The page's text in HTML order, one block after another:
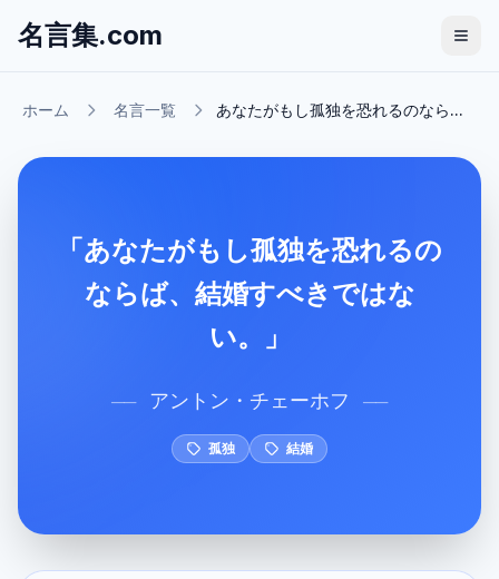
名言集.com
ホーム 名言一覧 あなたがもし孤独を恐れるのなら...
「あなたがもし孤独を恐れるの
ならば、結婚すべきではな
い。」
── アントン・チェーホフ ──
孤独 結婚